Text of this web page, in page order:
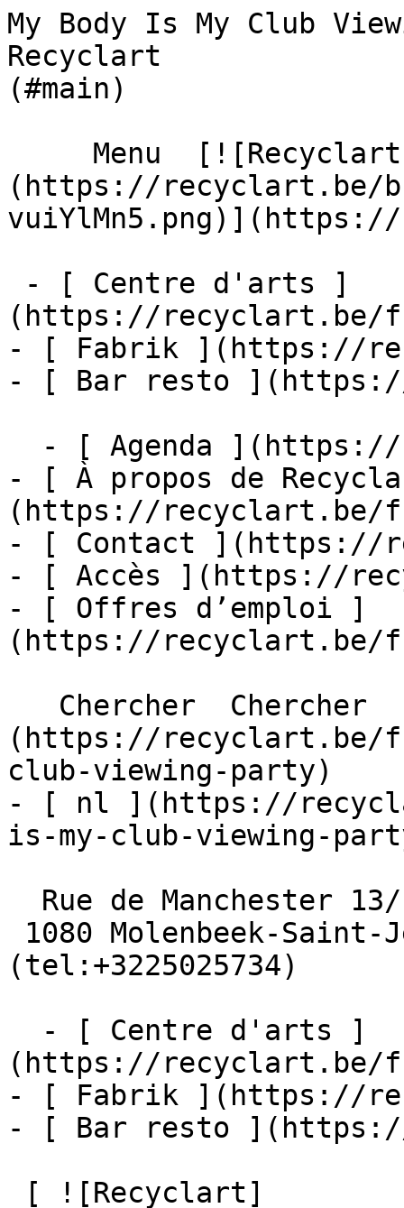
My Body Is My Club
Recyclart
(#main)
(https://recyclart.be/
(https://recyclart.be/
- [ Fabrik ](https://
- [ Bar resto
- [ À propos de
(https://recyclart.be/
- [ Contact ](https://
- [ Accès ](https://
- [ Offres d’emploi ]
(https://recyclart.be/
(https://recyclart.be/fr/
club-viewing-party)
- [ nl ](https://
is-my-club-viewing-
(tel:+3225025734)
(https://recyclart.be/
- [ Fabrik ](https://
- [ Bar resto